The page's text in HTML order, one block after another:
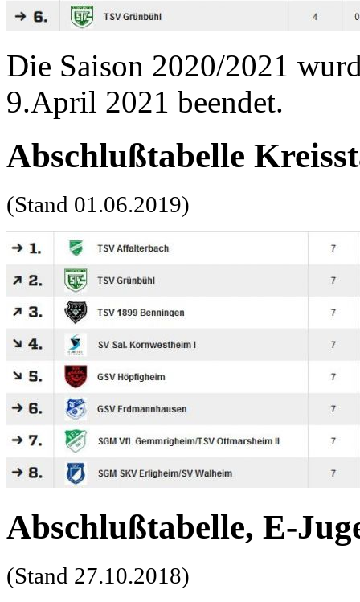
Die Saison 2020/2021
9.April 2021 beendet.
Abschlußtabelle
(Stand 01.06.2019)
Abschlußtabelle, E-
(Stand 27.10.2018)